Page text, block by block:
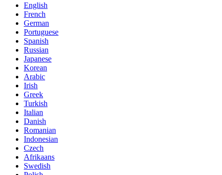
English
French
German
Portuguese
Spanish
Russian
Japanese
Korean
Arabic
Irish
Greek
Turkish
Italian
Danish
Romanian
Indonesian
Czech
Afrikaans
Swedish